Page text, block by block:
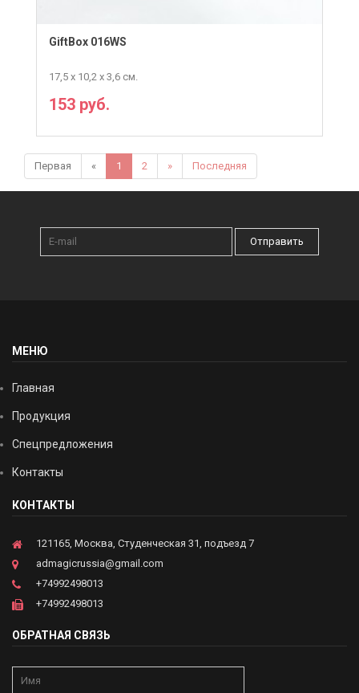
GiftBox 016WS
17,5 х 10,2 х 3,6 см.
153 руб.
Первая « 1 2 » Последняя
Отправить
МЕНЮ
Главная
Продукция
Спецпредложения
Контакты
КОНТАКТЫ
121165, Москва, Студенческая 31, подъезд 7
admagicrussia@gmail.com
+74992498013
+74992498013
ОБРАТНАЯ СВЯЗЬ